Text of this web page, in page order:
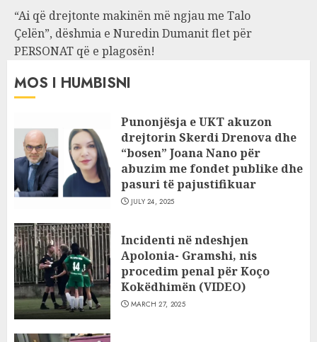
“Ai që drejtonte makinën më ngjau me Talo
Çelën”, dëshmia e Nuredin Dumanit flet për
PERSONAT që e plagosën!
MOS I HUMBISNI
Punonjësja e UKT akuzon
drejtorin Skerdi Drenova dhe
“bosen” Joana Nano për
abuzim me fondet publike dhe
pasuri të pajustifikuar
JULY 24, 2025
Incidenti në ndeshjen
Apolonia- Gramshi, nis
procedim penal për Koço
Kokëdhimën (VIDEO)
MARCH 27, 2025